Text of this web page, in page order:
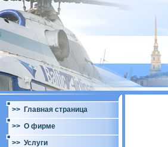
>> Главная страница
>> О фирме
>> Услуги